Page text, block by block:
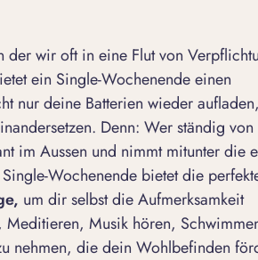
wir oft in eine Flut von
ein Single-Wochenende einen
nur deine Batterien wieder aufladen,
Denn: Wer ständig von
im Aussen und nimmt mitunter die
Wochenende bietet die
um dir selbst die Aufmerksamkeit
Meditieren, Musik hören,
nehmen, die dein Wohlbefinden